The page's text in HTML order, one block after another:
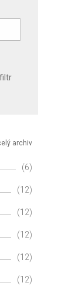
archiv
(6)
(12)
(12)
(12)
(12)
(12)